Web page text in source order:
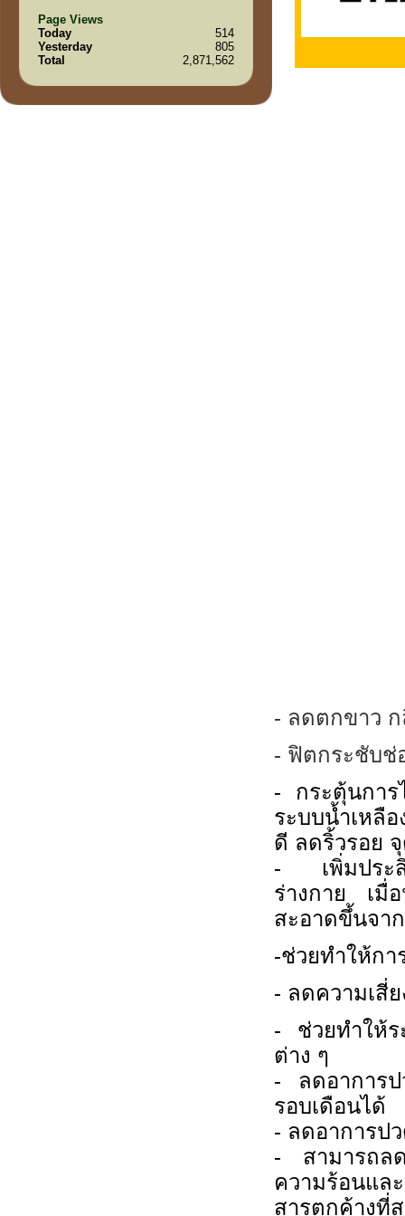
Page Views
Today
514
Yesterday
805
Total
2,871,562
- ลดตกขาว
- ฟิตกระชับช่
- กระตุ้นกา
ระบบน้ำเหลื
ดี ลดริ้วรอย
- เพิ่มปร
ร่างกาย เมื่
สะอาดขึ้นจา
-ช่วยทำให้กา
- ลดความเสี่
- ช่วยทำให้
ต่าง ๆ
- ลดอาการ
รอบเดือนได้
- ลดอาการป
- สามารถล
ความร้อนแล
สารตกค้างที่